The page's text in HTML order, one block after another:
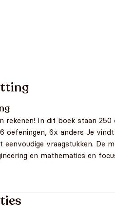
rekenen! In dit boek staan
oefeningen, 6x anders Je
eenvoudige vraagstukken. De
en mathematics en